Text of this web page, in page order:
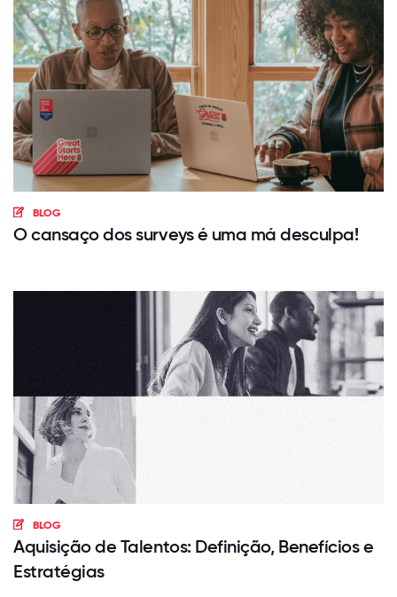
BLOG
O cansaço dos surveys é uma má desculpa!
BLOG
Aquisição de Talentos: Definição, Benefícios e
Estratégias